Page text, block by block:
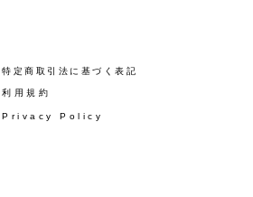
​特定商取引法に基づく表記
​利用規約
Privacy Policy